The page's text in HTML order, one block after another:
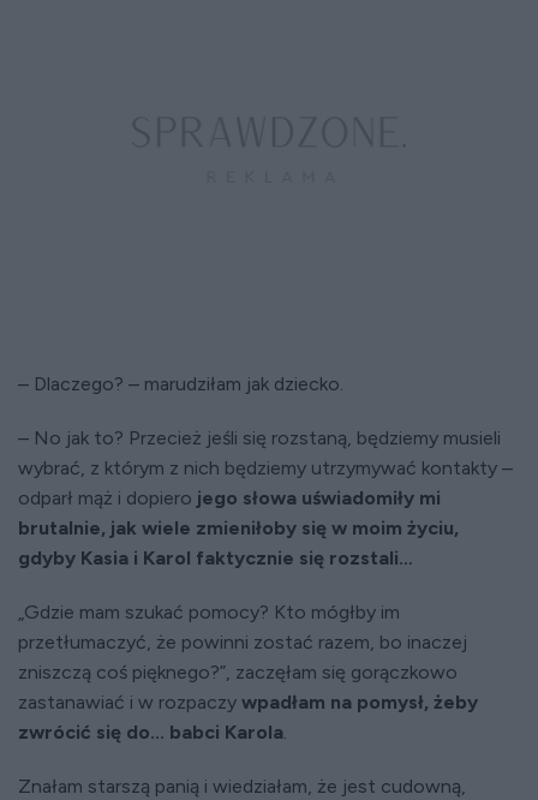
– Dlaczego? – marudziłam jak dziecko.
– No jak to? Przecież jeśli się rozstaną, będziemy musieli
wybrać, z którym z nich będziemy utrzymywać kontakty –
odparł mąż i dopiero jego słowa uświadomiły mi
brutalnie, jak wiele zmieniłoby się w moim życiu,
gdyby Kasia i Karol faktycznie się rozstali…
„Gdzie mam szukać pomocy? Kto mógłby im
przetłumaczyć, że powinni zostać razem, bo inaczej
zniszczą coś pięknego?”, zaczęłam się gorączkowo
zastanawiać i w rozpaczy wpadłam na pomysł, żeby
zwrócić się do... babci Karola.
Znałam starszą panią i wiedziałam, że jest cudowną,